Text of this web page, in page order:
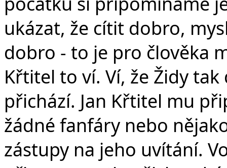
ukázat, že cítit dobro,
dobro - to je pro člověka
Křtitel to ví. Ví, že Židy
přichází. Jan Křtitel mu
žádné fanfáry nebo
zástupy na jeho uvítání.